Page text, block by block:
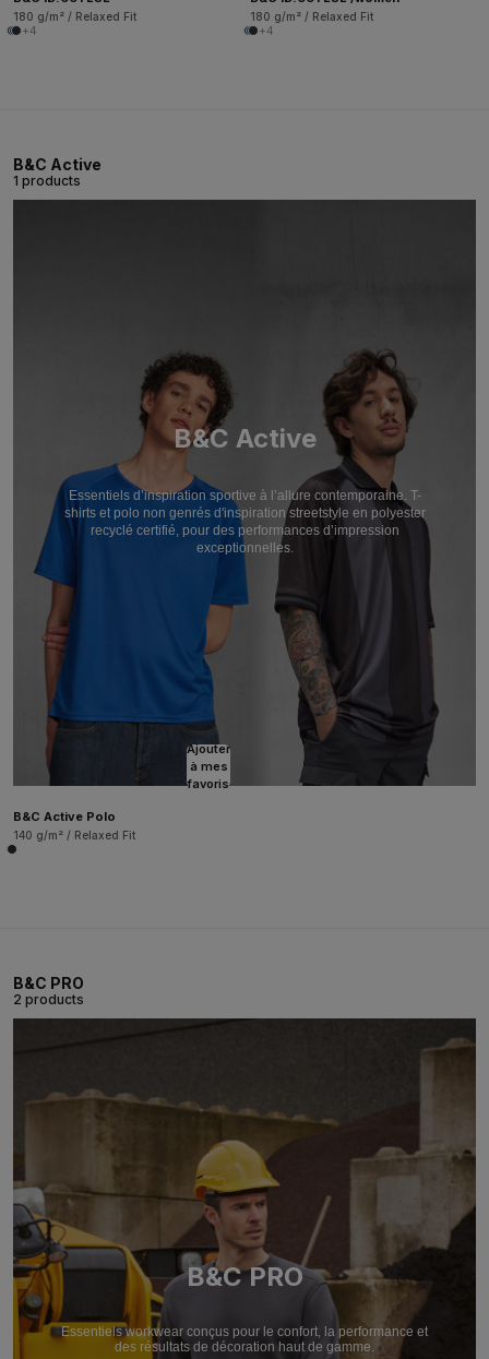
180 g/m² / Relaxed Fit
+4
180 g/m² / Relaxed Fit
+4
B&C Active
1 products
B&C Active
Essentiels d’inspiration sportive à l’allure contemporaine. T-
shirts et polo non genrés d'inspiration streetstyle en polyester
recyclé certifié, pour des performances d’impression
exceptionnelles.
Ajouter
à mes
favoris
B&C Active Polo
140 g/m² / Relaxed Fit
B&C PRO
2 products
B&C PRO
Essentiels workwear conçus pour le confort, la performance et
des résultats de décoration haut de gamme.